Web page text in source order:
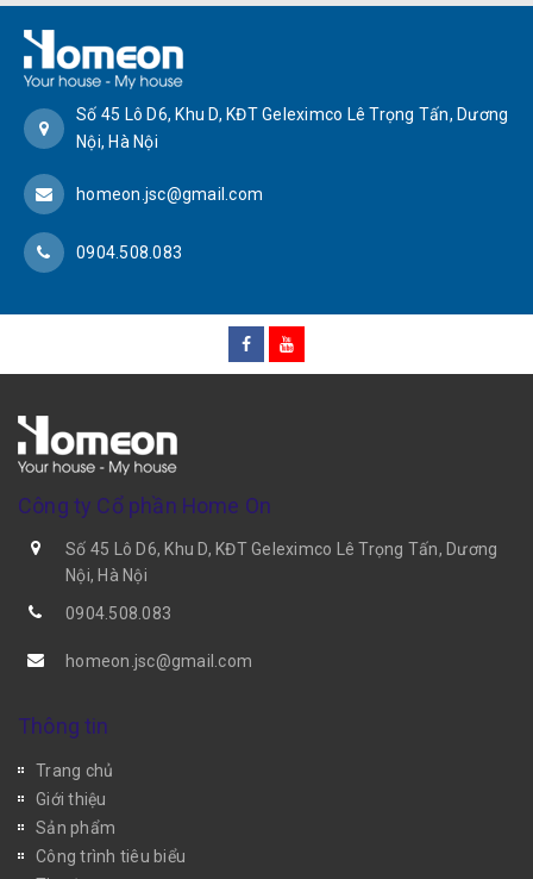
Số 45 Lô D6, Khu D, KĐT Geleximco Lê Trọng Tấn, Dương
Nội, Hà Nội
homeon.jsc@gmail.com
0904.508.083
Công ty Cổ phần Home On
Số 45 Lô D6, Khu D, KĐT Geleximco Lê Trọng Tấn, Dương
Nội, Hà Nội
0904.508.083
homeon.jsc@gmail.com
Thông tin
Trang chủ
Giới thiệu
Sản phẩm
Công trình tiêu biểu